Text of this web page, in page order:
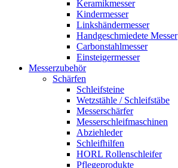
Keramikmesser
Kindermesser
Linkshändermesser
Handgeschmiedete Messer
Carbonstahlmesser
Einsteigermesser
Messerzubehör
Schärfen
Schleifsteine
Wetzstähle / Schleifstäbe
Messerschärfer
Messerschleifmaschinen
Abziehleder
Schleifhilfen
HORL Rollenschleifer
Pflegeprodukte